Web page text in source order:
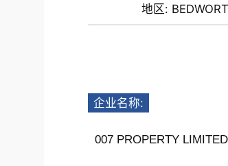
地区:
企业名称:
007 PROPERTY LIMITED